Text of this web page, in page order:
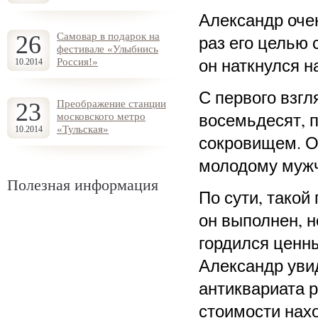
26
10.2014
Самовар в подарок на
фестивале «Улыбнись
Россия!»
23
10.2014
Преображение станции
московского метро
«Тульская»
Полезная информация
Александр
раз его целью
он наткнулся
С первого
восемьдесят,
сокровищем.
молодому
По сути,
он выполнен,
гордился
Александр
антиквариата
стоимости